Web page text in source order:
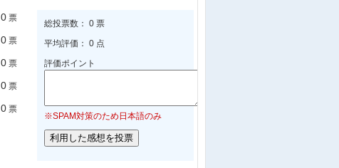
0 票
0 票
0 票
0 票
0 票
総投票数： 0 票
平均評価： 0 点
評価ポイント
※SPAM対策のため日本語のみ